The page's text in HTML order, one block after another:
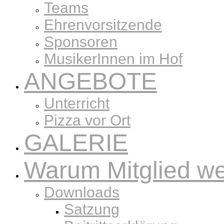
Teams
Ehrenvorsitzende
Sponsoren
MusikerInnen im Hof
ANGEBOTE
Unterricht
Pizza vor Ort
GALERIE
Warum Mitglied
Downloads
Satzung